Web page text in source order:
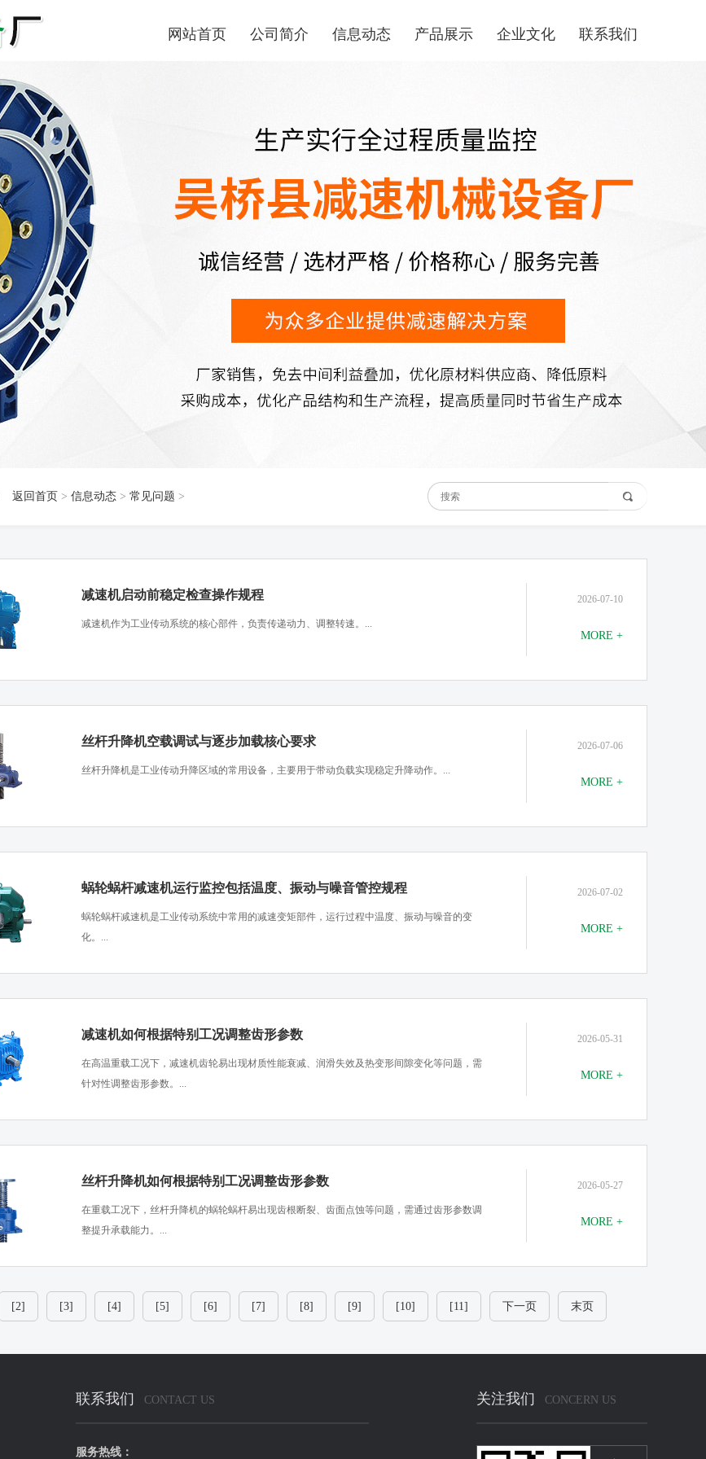
网站首页 公司简介 信息动态 产品展示 企业文化 联系我们
返回首页 > 信息动态 > 常见问题 >
减速机启动前稳定检查操作规程
​减速机作为工业传动系统的核心部件，负责传递动力、调整转速。...
2026-07-10
MORE +
丝杆升降机空载调试与逐步加载核心要求
​丝杆升降机是工业传动升降区域的常用设备，主要用于带动负载实现稳定升降动作。...
2026-07-06
MORE +
蜗轮蜗杆减速机运行监控包括温度、振动与噪音管控规程
​蜗轮蜗杆减速机是工业传动系统中常用的减速变矩部件，运行过程中温度、振动与噪音的变
化。...
2026-07-02
MORE +
减速机如何根据特别工况调整齿形参数
在高温重载工况下，减速机齿轮易出现材质性能衰减、润滑失效及热变形间隙变化等问题，需
针对性调整齿形参数。...
2026-05-31
MORE +
丝杆升降机如何根据特别工况调整齿形参数
在重载工况下，丝杆升降机的蜗轮蜗杆易出现齿根断裂、齿面点蚀等问题，需通过齿形参数调
整提升承载能力。...
2026-05-27
MORE +
[2] [3] [4] [5] [6] [7] [8] [9] [10] [11] 下一页 末页
联系我们 CONTACT US
服务热线：
关注我们 CONCERN US